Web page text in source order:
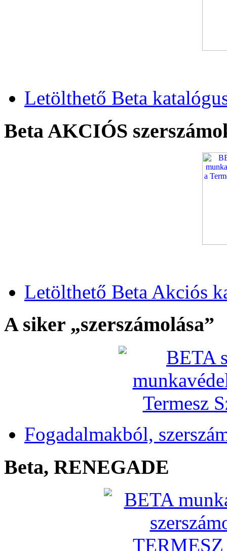
Letölthető Beta
Beta AKCIÓS
Letölthető Beta Akciós
A siker „szerszámolása”
Fogadalmakból,
Beta, RENEGADE